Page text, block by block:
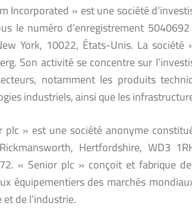
Incorporated » est une société
le numéro d’enregistrement
York, 10022, États-Unis. La
Son activité se concentre sur
notamment les produits
industriels, ainsi que les
plc » est une société anonyme
Hertfordshire, WD3
« Senior plc » conçoit et fabrique
équipementiers des marchés
et de l’industrie.